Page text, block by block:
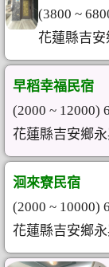
(3800 ~
花蓮縣吉
早稻幸福民宿
(2000 ~ 12000)
花蓮縣吉安鄉
洄來寮民宿
(2000 ~ 10000)
花蓮縣吉安鄉